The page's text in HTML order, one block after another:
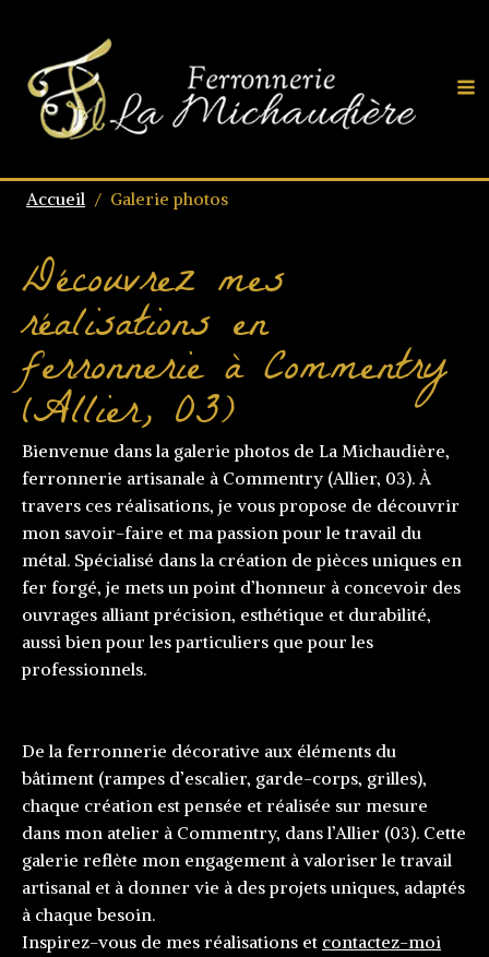
Accueil / Galerie photos
Découvrez mes
réalisations en
ferronnerie à Commentry
(Allier, 03)
Bienvenue dans la galerie photos de La Michaudière,
ferronnerie artisanale à Commentry (Allier, 03). À
travers ces réalisations, je vous propose de découvrir
mon savoir-faire et ma passion pour le travail du
métal. Spécialisé dans la création de pièces uniques en
fer forgé, je mets un point d’honneur à concevoir des
ouvrages alliant précision, esthétique et durabilité,
aussi bien pour les particuliers que pour les
professionnels.
De la ferronnerie décorative aux éléments du
bâtiment (rampes d’escalier, garde-corps, grilles),
chaque création est pensée et réalisée sur mesure
dans mon atelier à Commentry, dans l’Allier (03). Cette
galerie reflète mon engagement à valoriser le travail
artisanal et à donner vie à des projets uniques, adaptés
à chaque besoin.
Inspirez-vous de mes réalisations et contactez-moi